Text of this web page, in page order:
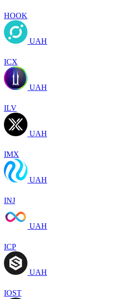
HOOK
UAH
ICX
UAH
ILV
UAH
IMX
UAH
INJ
UAH
ICP
UAH
IOST